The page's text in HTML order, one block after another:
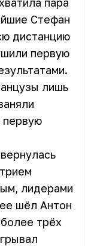
Стефан
дистанцию
первую
лишь
первую
лидерами
шёл Антон
трёх